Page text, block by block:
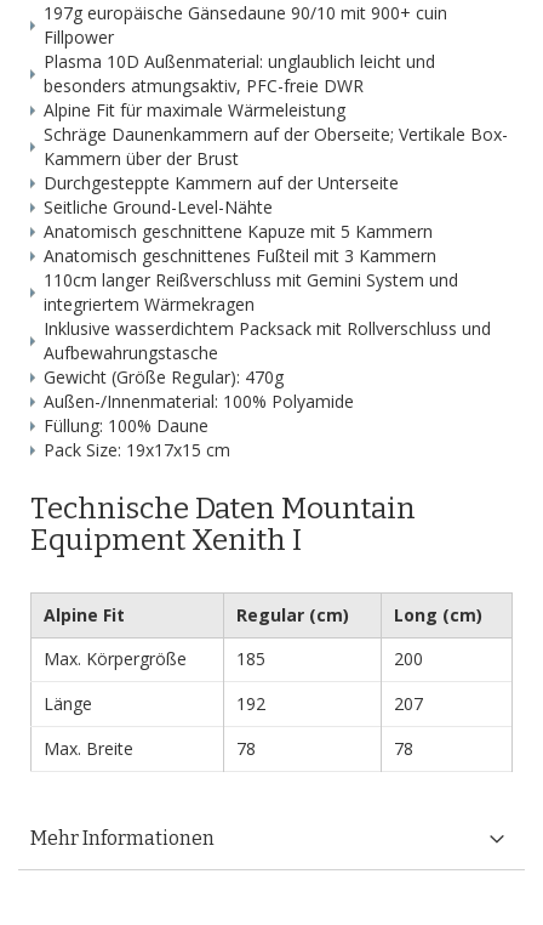
197g europäische Gänsedaune 90/10 mit 900+ cuin
Fillpower
Plasma 10D Außenmaterial: unglaublich leicht und
besonders atmungsaktiv, PFC-freie DWR
Alpine Fit für maximale Wärmeleistung
Schräge Daunenkammern auf der Oberseite; Vertikale Box-
Kammern über der Brust
Durchgesteppte Kammern auf der Unterseite
Seitliche Ground-Level-Nähte
Anatomisch geschnittene Kapuze mit 5 Kammern
Anatomisch geschnittenes Fußteil mit 3 Kammern
110cm langer Reißverschluss mit Gemini System und
integriertem Wärmekragen
Inklusive wasserdichtem Packsack mit Rollverschluss und
Aufbewahrungstasche
Gewicht (Größe Regular): 470g
Außen-/Innenmaterial: 100% Polyamide
Füllung: 100% Daune
Pack Size: 19x17x15 cm
Technische Daten Mountain
Equipment Xenith I
Alpine Fit Regular (cm)
Long (cm)
Max. Körpergröße
185
200
Länge
192
207
Max. Breite
78 78
Mehr Informationen